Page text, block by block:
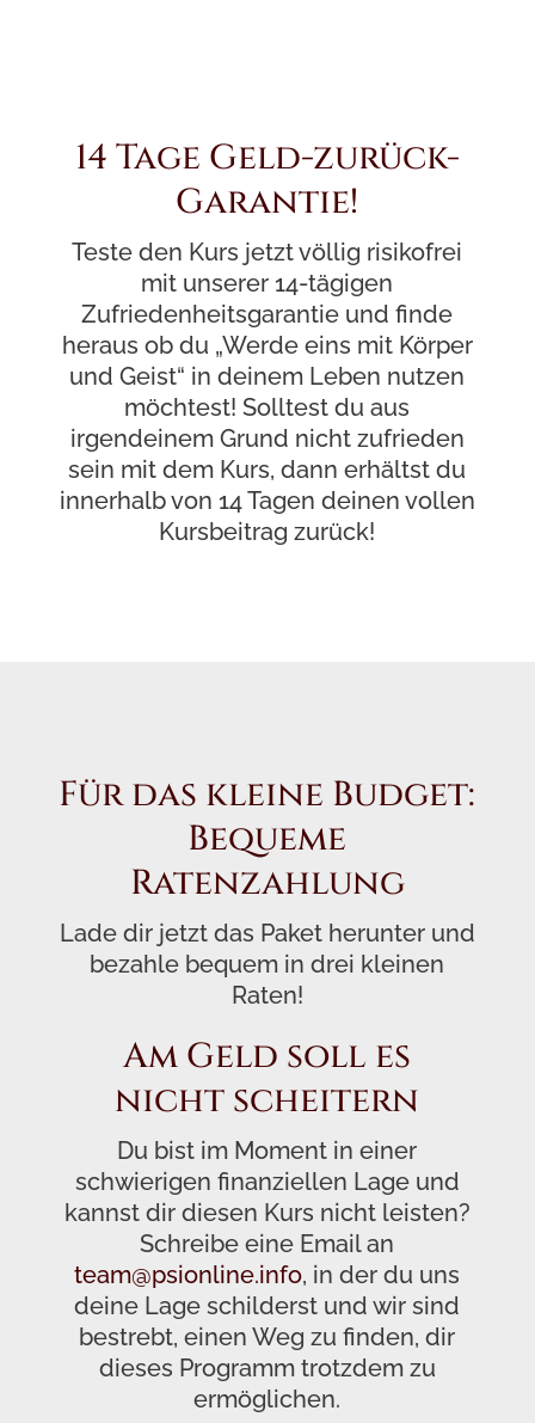
14 Tage Geld-zurück-
Garantie!
Teste den Kurs jetzt völlig risikofrei
mit unserer 14-tägigen
Zufriedenheitsgarantie und finde
heraus ob du „Werde eins mit Körper
und Geist“ in deinem Leben nutzen
möchtest! Solltest du aus
irgendeinem Grund nicht zufrieden
sein mit dem Kurs, dann erhältst du
innerhalb von 14 Tagen deinen vollen
Kursbeitrag zurück!
Für das kleine Budget:
Bequeme
Ratenzahlung
Lade dir jetzt das Paket herunter und
bezahle bequem in drei kleinen
Raten!
Am Geld soll es
nicht scheitern
Du bist im Moment in einer
schwierigen finanziellen Lage und
kannst dir diesen Kurs nicht leisten?
Schreibe eine Email an
team@psionline.info, in der du uns
deine Lage schilderst und wir sind
bestrebt, einen Weg zu finden, dir
dieses Programm trotzdem zu
ermöglichen.